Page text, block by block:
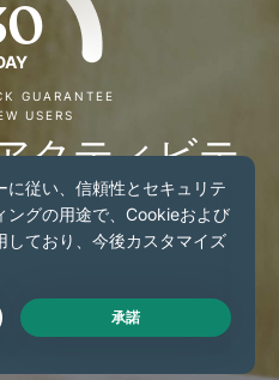
GUARANTEE
USERS
クティビテ
しないVPN
すか？
を30日間リスクフリ
Live Chat